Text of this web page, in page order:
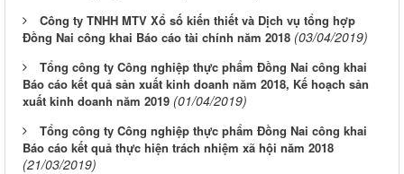
Công ty TNHH MTV Xổ số kiến thiết và Dịch vụ tổng hợp
Đồng Nai công khai Báo cáo tài chính năm 2018 (03/04/2019)
Tổng công ty Công nghiệp thực phẩm Đồng Nai công khai
Báo cáo kết quả sản xuất kinh doanh năm 2018, Kế hoạch sản
xuất kinh doanh năm 2019 (01/04/2019)
Tổng công ty Công nghiệp thực phẩm Đồng Nai công khai
Báo cáo kết quả thực hiện trách nhiệm xã hội năm 2018
(21/03/2019)